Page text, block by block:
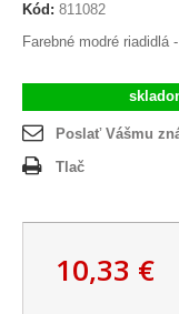
Kód: 811082
Farebné modré riadidlá
Poslať Vášmu
Tlač
10,33 €